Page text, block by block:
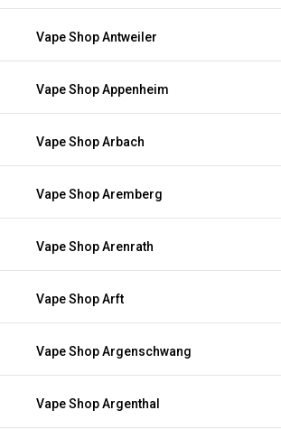
Vape Shop Antweiler
Vape Shop Appenheim
Vape Shop Arbach
Vape Shop Aremberg
Vape Shop Arenrath
Vape Shop Arft
Vape Shop Argenschwang
Vape Shop Argenthal